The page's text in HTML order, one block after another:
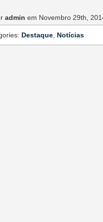
admin em Novembro 29th,
Destaque Notícias